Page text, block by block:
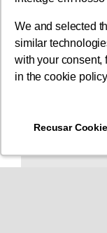
We and selected
similar
with your consent,
in the cookie
Recusar
We and selected
similar
with your consent,
in the cookie
Recusar
Leia Mais